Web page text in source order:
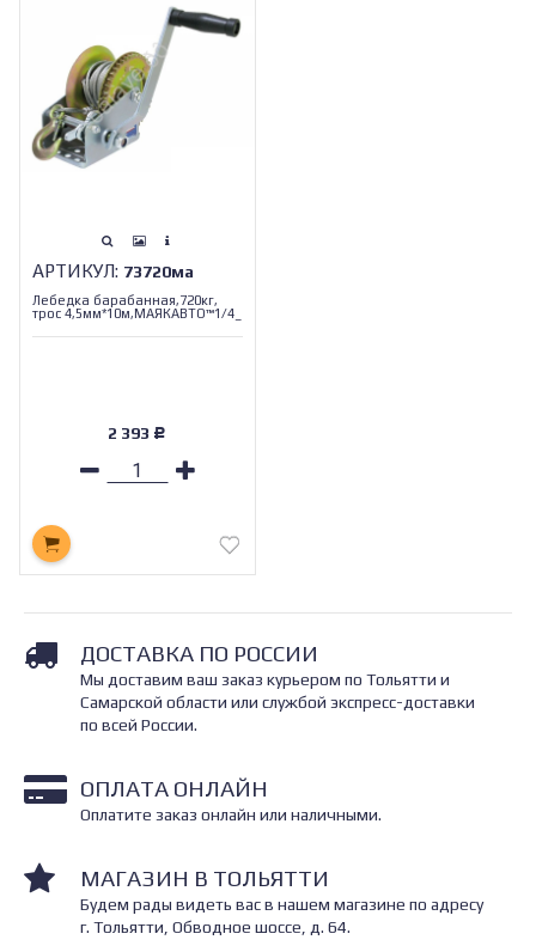
АРТИКУЛ: 73720ма
Лебедка барабанная,720кг,
трос 4,5мм*10м,МАЯКАВТО™1/4_
2 393 Р
ДОСТАВКА ПО РОССИИ
Мы доставим ваш заказ курьером по Тольятти и
Самарской области или службой экспресс-доставки
по всей России.
ОПЛАТА ОНЛАЙН
Оплатите заказ онлайн или наличными.
МАГАЗИН В ТОЛЬЯТТИ
Будем рады видеть вас в нашем магазине по адресу
г. Тольятти, Обводное шоссе, д. 64.